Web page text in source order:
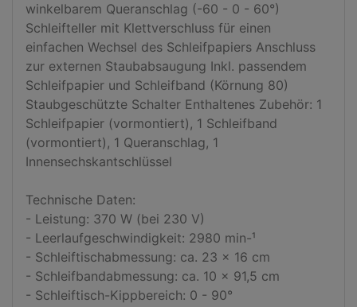
winkelbarem Queranschlag (-60 - 0 - 60°)
Schleifteller mit Klettverschluss für einen
einfachen Wechsel des Schleifpapiers Anschluss
zur externen Staubabsaugung Inkl. passendem
Schleifpapier und Schleifband (Körnung 80)
Staubgeschützte Schalter Enthaltenes Zubehör: 1
Schleifpapier (vormontiert), 1 Schleifband
(vormontiert), 1 Queranschlag, 1
Innensechskantschlüssel
Technische Daten:
- Leistung: 370 W (bei 230 V)
- Leerlaufgeschwindigkeit: 2980 min-¹
- Schleiftischabmessung: ca. 23 x 16 cm
- Schleifbandabmessung: ca. 10 x 91,5 cm
- Schleiftisch-Kippbereich: 0 - 90°